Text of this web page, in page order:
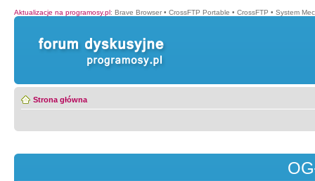
Aktualizacje na programosy.pl: Brave Browser • CrossFTP Portable • CrossFTP • System
Strona główna